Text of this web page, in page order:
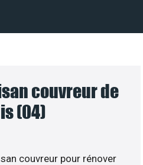
couvreur de
(04)
couvreur pour rénover